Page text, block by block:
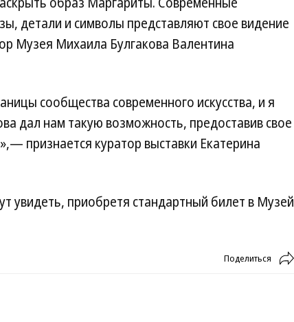
детали и символы представляют свое видение
Музея Михаила Булгакова Валентина
сообщества современного искусства, и я
дал нам такую возможность, предоставив свое
признается куратор выставки Екатерина
увидеть, приобретя стандартный билет в Музей
Поделиться